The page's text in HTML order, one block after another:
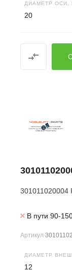
ДИАМЕТР ОСИ,
20
301011020004
В пути 90-
Артикул
ДИАМЕТР
12